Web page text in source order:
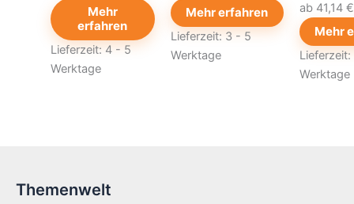
Mehr
erfahren
Lieferzeit: 4 - 5
Werktage
Mehr erfahren
Lieferzeit: 3 - 5
Werktage
ab 41,14
Mehr
Lieferzeit:
Werktage
Themenwelt